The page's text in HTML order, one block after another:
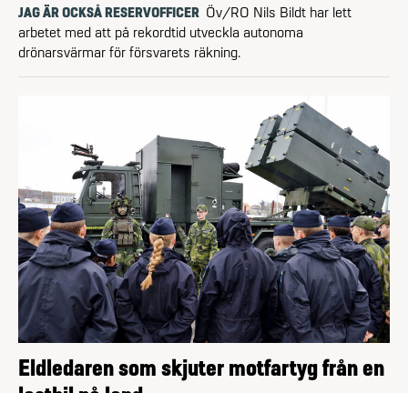
JAG ÄR OCKSÅ RESERVOFFICER Öv/RO Nils Bildt har lett
arbetet med att på rekordtid utveckla autonoma
drönarsvärmar för försvarets räkning.
Eldledaren som skjuter motfartyg från en